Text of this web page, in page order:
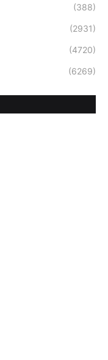
(388)
(2931)
(4720)
(6269)